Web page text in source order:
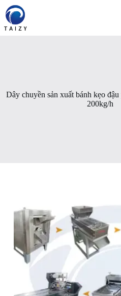
Chuyển
đến
phần
nội
Dây chuyền sản xuất bánh kẹo
200kg/h